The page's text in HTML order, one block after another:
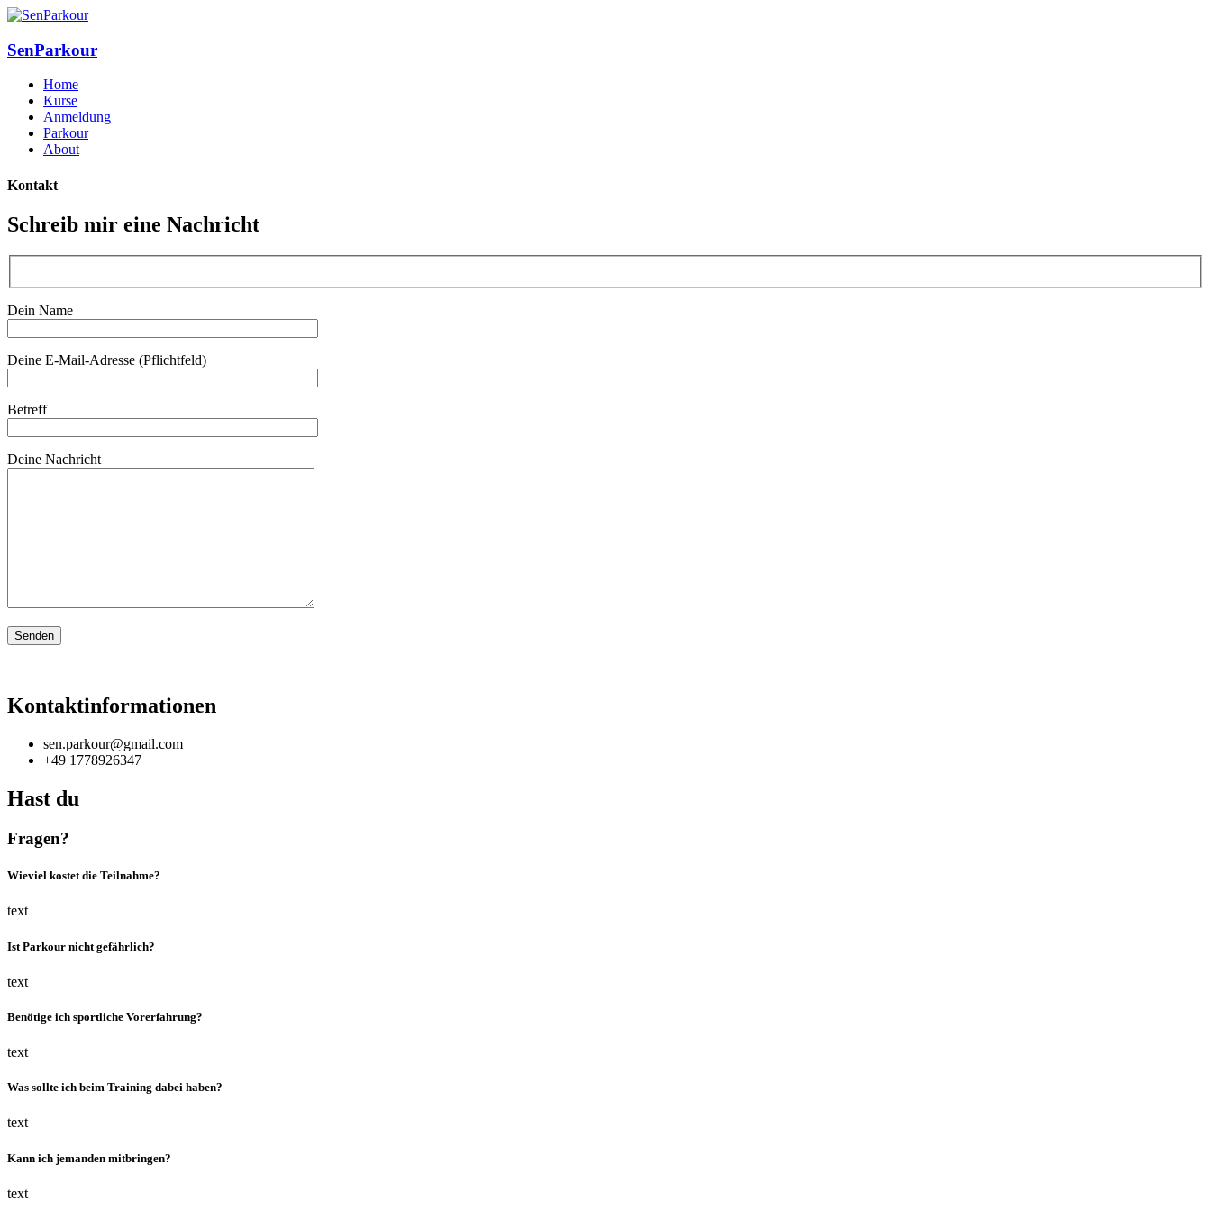
SenParkour
Home
Kurse
Anmeldung
Parkour
About
Kontakt
Schreib mir eine Nachricht
Dein Name
Deine E-Mail-Adresse (Pflichtfeld)
Betreff
Deine Nachricht
Kontaktinformationen
sen.parkour@gmail.com
+49 1778926347
Hast du
Fragen?
Wieviel kostet die Teilnahme?
text
Ist Parkour nicht gefährlich?
text
Benötige ich sportliche Vorerfahrung?
text
Was sollte ich beim Training dabei haben?
text
Kann ich jemanden mitbringen?
text